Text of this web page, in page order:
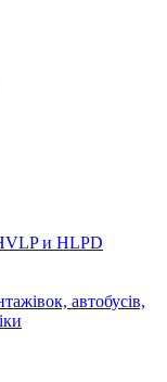
и HLPD
автобусів,